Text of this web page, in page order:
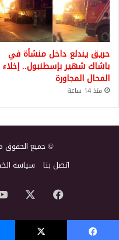
حريق يندلع داخل منشأة في
باشاك شهير بإسطنبول.. إخلاء
المحال المجاورة
منذ 14 ساعة
© جميع الحقوق
اتصل بنا
سياسة
فيسبوك